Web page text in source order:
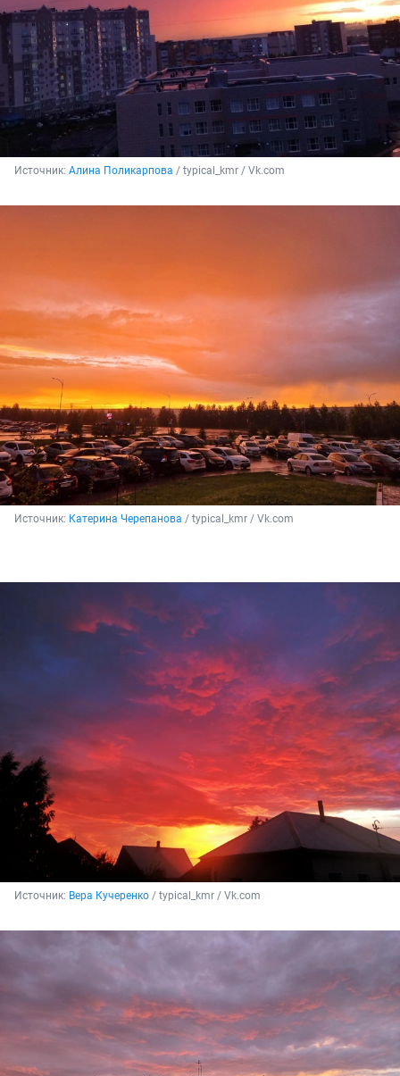
Источник: Алина Поликарпова / typical_kmr / Vk.com
Источник: Катерина Черепанова / typical_kmr / Vk.com
Источник: Вера Кучеренко / typical_kmr / Vk.com